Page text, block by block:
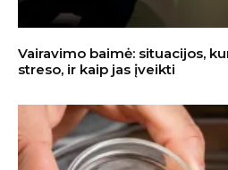
Vairavimo baimė: situacijos,
streso, ir kaip jas įveikti